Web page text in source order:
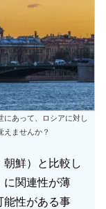
にあって、ロシアに対し
えませんか？
朝鮮）と比較し
関連性が薄
能性がある事